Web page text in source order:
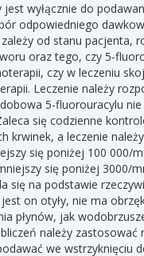
jest wyłącznie do
odpowiedniego
od stanu pacjenta,
oraz tego, czy 5-
czy w leczeniu
Leczenie należy
5-fluorouracylu
się codzienne
krwinek, a leczenie
się poniżej 100 000/
się poniżej 3000/
się na podstawie
on otyły, nie ma
płynów, jak
należy zastosować
we wstrzyknięciu